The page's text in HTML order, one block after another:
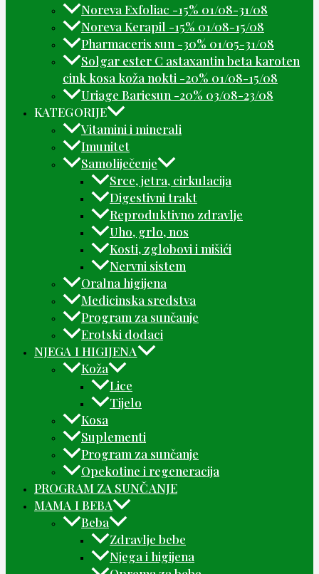
Noreva Exfoliac -15% 01/08-31/08
Noreva Kerapil -15% 01/08-15/08
Pharmaceris sun -30% 01/05-31/08
Solgar ester C astaxantin beta karoten
cink kosa koža nokti -20% 01/08-15/08
Uriage Bariesun -20% 03/08-23/08
KATEGORIJE
Vitamini i minerali
Imunitet
Samoliječenje
Srce, jetra, cirkulacija
Digestivni trakt
Reproduktivno zdravlje
Uho, grlo, nos
Kosti, zglobovi i mišići
Nervni sistem
Oralna higijena
Medicinska sredstva
Program za sunčanje
Erotski dodaci
NJEGA I HIGIJENA
Koža
Lice
Tijelo
Kosa
Suplementi
Program za sunčanje
Opekotine i regeneracija
PROGRAM ZA SUNČANJE
MAMA I BEBA
Beba
Zdravlje bebe
Njega i higijena